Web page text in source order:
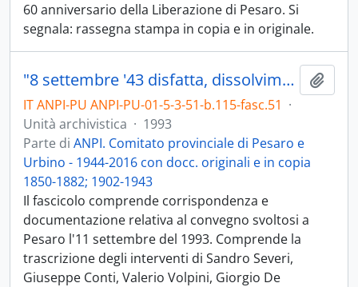
60 anniversario della Liberazione di Pesaro. Si
segnala: rassegna stampa in copia e in originale.
"8 settembre '43 disfatta, dissolvimento dello Stato, la scelta" 1993
IT ANPI-PU ANPI-PU-01-5-3-51-b.115-fasc.51 ·
Unità archivistica · 1993
Parte di ANPI. Comitato provinciale di Pesaro e
Urbino - 1944-2016 con docc. originali e in copia
1850-1882; 1902-1943
Il fascicolo comprende corrispondenza e
documentazione relativa al convegno svoltosi a
Pesaro l'11 settembre del 1993. Comprende la
trascrizione degli interventi di Sandro Severi,
Giuseppe Conti, Valerio Volpini, Giorgio De